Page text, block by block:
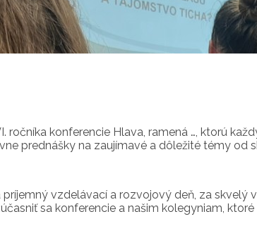
ročníka konferencie Hlava, ramená …, ktorú
prednášky na zaujímavé a dôležité témy od
vzdelávací a rozvojový deň, za skvelý
sa konferencie a našim kolegyniam,